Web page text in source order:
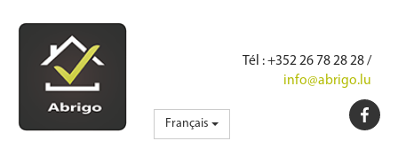
Tél : +352 26 78 28 28 /
info@abrigo.lu
Français